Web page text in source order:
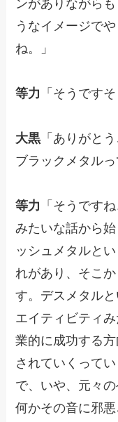
ンがありながら
うなイメージで
ね。」
等力 「そうです
大黒 「ありがと
ブラックメタル
等力 「そうです
みたいな話から
ッシュメタルと
れがあり、そこ
す。デスメタル
エイティビティ
業的に成功する
されていくって
で、いや、元々
何かその音に邪